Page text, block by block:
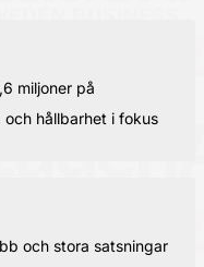
miljoner på
hållbarhet i fokus
och stora satsningar